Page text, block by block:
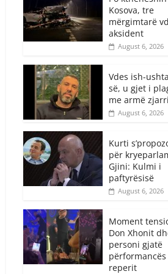
Kosova, tre
mërgimtarë
aksident
August 6, 2026
Vdes ish-
së, u gjet i
me armë zjarri
August 6, 2026
Kurti
për
Gjini: Kulmi i
paftyrësisë
August 6, 2026
Moment
Don Xhonit
personi gjatë
përformancës
reperit